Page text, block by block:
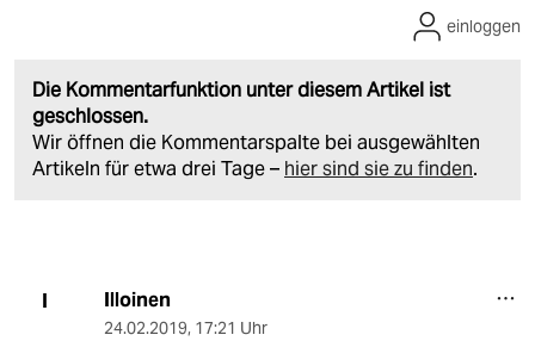
Die Kommentarfunktion unter diesem Artikel ist
geschlossen.
Wir öffnen die Kommentarspalte bei ausgewählten
Artikeln für etwa drei Tage – hier sind sie zu finden.
einloggen
I Illoinen
24.02.2019, 17:21 Uhr